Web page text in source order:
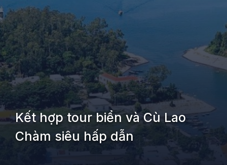
Kết hợp tour biển và Cù Lao
Chàm siêu hấp dẫn